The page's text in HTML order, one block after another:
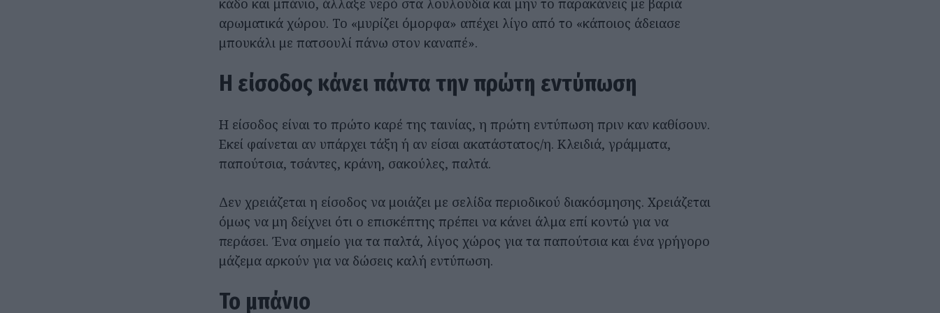
κάδο και μπάνιο, άλλαξε νερό στα λουλούδια και μην το παρακάνεις με βαριά
αρωματικά χώρου. Το «μυρίζει όμορφα» απέχει λίγο από το «κάποιος άδειασε
μπουκάλι με πατσουλί πάνω στον καναπέ».
Η είσοδος κάνει πάντα την πρώτη εντύπωση
Η είσοδος είναι το πρώτο καρέ της ταινίας, η πρώτη εντύπωση πριν καν καθίσουν.
Εκεί φαίνεται αν υπάρχει τάξη ή αν είσαι ακατάστατος/η. Κλειδιά, γράμματα,
παπούτσια, τσάντες, κράνη, σακούλες, παλτά.
Δεν χρειάζεται η είσοδος να μοιάζει με σελίδα περιοδικού διακόσμησης. Χρειάζεται
όμως να μη δείχνει ότι ο επισκέπτης πρέπει να κάνει άλμα επί κοντώ για να
περάσει. Ένα σημείο για τα παλτά, λίγος χώρος για τα παπούτσια και ένα γρήγορο
μάζεμα αρκούν για να δώσεις καλή εντύπωση.
Το μπάνιο